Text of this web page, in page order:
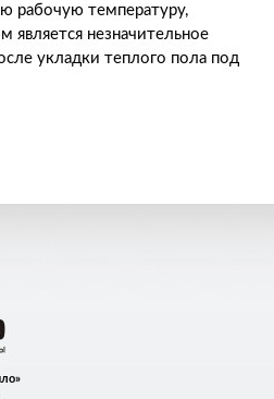
рабочую температуру,
является незначительное
укладки теплого пола под